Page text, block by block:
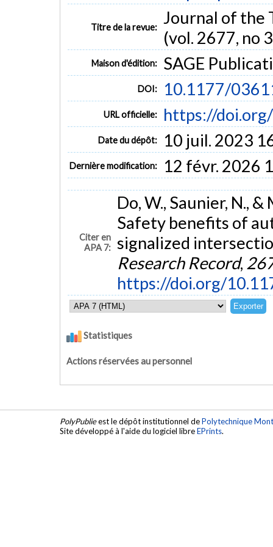
Titre de la revue: Journal of the
(vol. 2677, no
Maison d'édition: SAGE
DOI: 10.1177/
URL officielle: https://
Date du dépôt: 10 juil. 2023
Dernière modification: 12 févr. 2026
Citer en
APA 7:
Do, W., Saunier, N.,
Safety benefits of
signalized
Research Record,
https://doi.org/
Statistiques
Actions réservées au personnel
PolyPublieest le dépôt institutionnel dePolytechnique
Site développé à l'aide du logiciel libreEPrints.